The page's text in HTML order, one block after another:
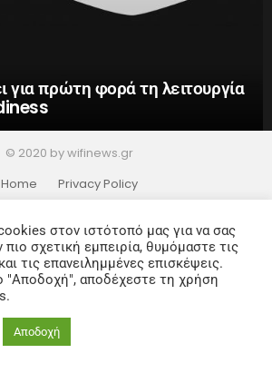
για πρώτη φορά τη λειτουργία
© 2020 by wifinews.gr
Home
Privacy Policy
στον ιστότοπό μας για να σας
σχετική εμπειρία, θυμόμαστε τις
τις επανειλημμένες επισκέψεις.
"Αποδοχή", αποδέχεστε τη χρήση
Αποδοχή